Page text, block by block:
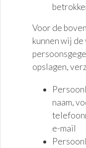
Voor de
kunnen wij
opslagen,
naam,
e-mail